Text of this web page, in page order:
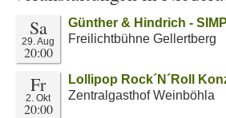
Sa
29. Aug
20:00
Günther & Hindrich -
Freilichtbühne Gellertberg
Fr
2. Okt
20:00
Lollipop Rock´N´Roll
Zentralgasthof Weinböhla